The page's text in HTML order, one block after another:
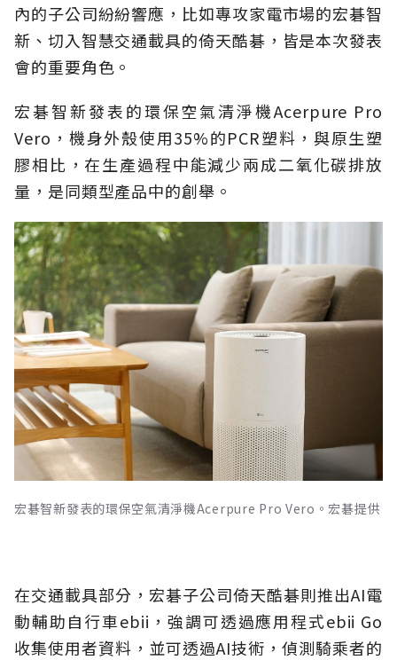
內的子公司紛紛響應，比如專攻家電市場的宏碁智
新、切入智慧交通載具的倚天酷碁，皆是本次發表
會的重要角色。
宏碁智新發表的環保空氣清淨機Acerpure Pro
Vero，機身外殼使用35%的PCR塑料，與原生塑
膠相比，在生產過程中能減少兩成二氧化碳排放
量，是同類型產品中的創舉。
宏碁智新發表的環保空氣清淨機Acerpure Pro Vero。宏碁提供
在交通載具部分，宏碁子公司倚天酷碁則推出AI電
動輔助自行車ebii，強調可透過應用程式ebii Go
收集使用者資料，並可透過AI技術，偵測騎乘者的